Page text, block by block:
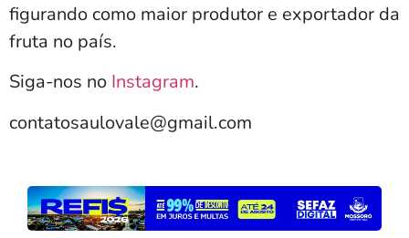
figurando como maior produtor e exportador da
fruta no país.
Siga-nos no Instagram.
contatosaulovale@gmail.com